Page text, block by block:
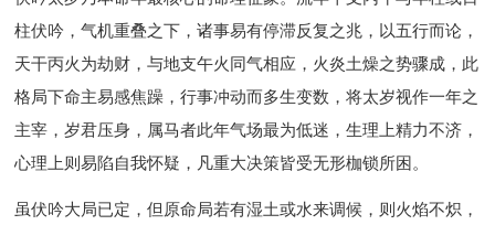
柱伏吟，气机重叠之下，诸事易有停滞反复之兆，以五行而论，
天干丙火为劫财，与地支午火同气相应，火炎土燥之势骤成，此
格局下命主易感焦躁，行事冲动而多生变数，将太岁视作一年之
主宰，岁君压身，属马者此年气场最为低迷，生理上精力不济，
心理上则易陷自我怀疑，凡重大决策皆受无形枷锁所困。
虽伏吟大局已定，但原命局若有湿土或水来调候，则火焰不炽，